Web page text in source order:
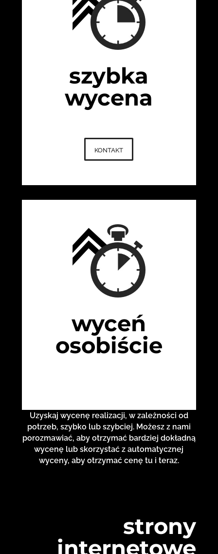
szybka
wycena
kontakt
wyceń
osobiście
Uzyskaj wycenę realizacji, w zależności od
potrzeb, szybko lub szybciej. Możesz z nami
porozmawiać, aby otrzymać bardziej dokładną
wycenę lub skorzystać z automatycznej
wyceny, aby otrzymać cenę tu i teraz.
strony
internetowe